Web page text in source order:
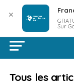
Tous les
✕
Sur